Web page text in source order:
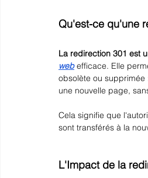
Qu'est-ce qu'une
La redirection 301 est
web efficace. Elle
obsolète ou
une nouvelle page,
Cela signifie que
sont transférés à la
L'Impact de la